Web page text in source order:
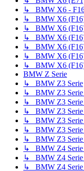
↳ BMW X6 -
↳ BMW X6
↳ BMW X6
↳ BMW X6
↳ BMW X6 (F16)
↳ BMW X6
↳ BMW X6 (F16)
BMW Z Serie
↳ BMW Z3 Serie
↳ BMW Z3 Serie
↳ BMW Z3 Serie
↳ BMW Z3 Serie
↳ BMW Z3 Serie
↳ BMW Z3 Serie
↳ BMW Z3 Serie
↳ BMW Z4 Serie
↳ BMW Z4 Serie
↳ BMW Z4 Serie